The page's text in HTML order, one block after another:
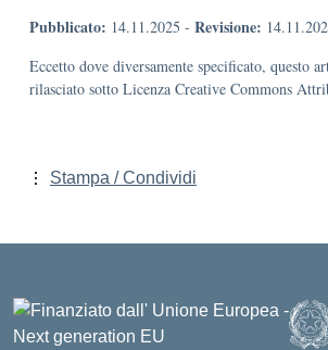
Pubblicato: 14.11.2025 - Revisione:
Eccetto dove diversamente specificato, questo
rilasciato sotto Licenza Creative Commons
Stampa / Condividi